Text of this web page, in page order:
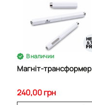
В наличии
Магніт-трансформер
240,00 грн